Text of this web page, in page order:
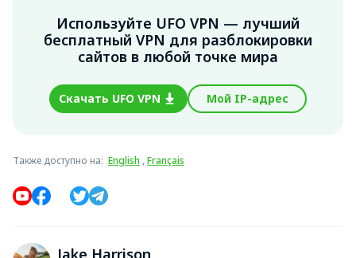
Используйте UFO VPN — лучший
бесплатный VPN для разблокировки
сайтов в любой точке мира
Скачать UFO VPN Мой IP-адрес
Также доступно на: English ,Français
Jake Harrison